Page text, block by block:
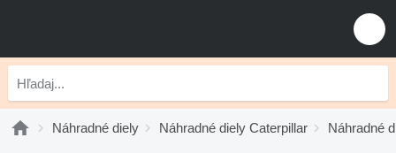
Náhradné diely Náhradné diely Caterpillar Náhradné